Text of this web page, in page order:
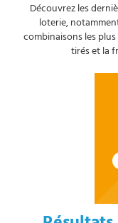
Découvrez les
loterie,
combinaisons les
tirés et la